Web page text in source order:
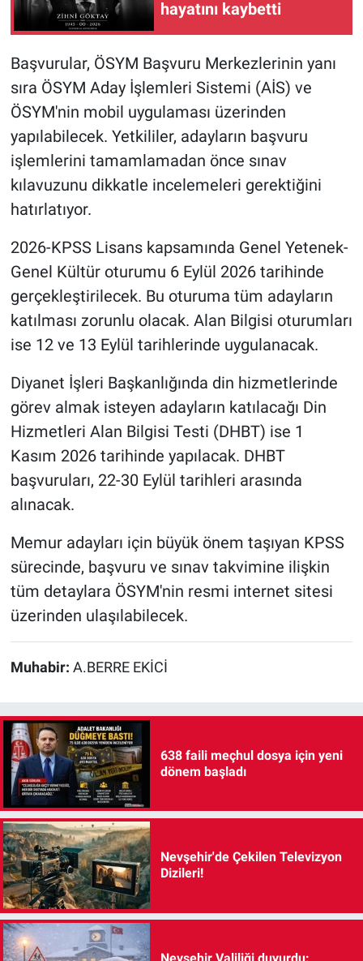
hayatını kaybetti
Başvurular, ÖSYM Başvuru Merkezlerinin yanı
sıra ÖSYM Aday İşlemleri Sistemi (AİS) ve
ÖSYM'nin mobil uygulaması üzerinden
yapılabilecek. Yetkililer, adayların başvuru
işlemlerini tamamlamadan önce sınav
kılavuzunu dikkatle incelemeleri gerektiğini
hatırlatıyor.
2026-KPSS Lisans kapsamında Genel Yetenek-
Genel Kültür oturumu 6 Eylül 2026 tarihinde
gerçekleştirilecek. Bu oturuma tüm adayların
katılması zorunlu olacak. Alan Bilgisi oturumları
ise 12 ve 13 Eylül tarihlerinde uygulanacak.
Diyanet İşleri Başkanlığında din hizmetlerinde
görev almak isteyen adayların katılacağı Din
Hizmetleri Alan Bilgisi Testi (DHBT) ise 1
Kasım 2026 tarihinde yapılacak. DHBT
başvuruları, 22-30 Eylül tarihleri arasında
alınacak.
Memur adayları için büyük önem taşıyan KPSS
sürecinde, başvuru ve sınav takvimine ilişkin
tüm detaylara ÖSYM'nin resmi internet sitesi
üzerinden ulaşılabilecek.
Muhabir: A.BERRE EKİCİ
638 faili meçhul dosya için yeni
dönem başladı
Nevşehir'de Çekilen Televizyon
Dizileri!